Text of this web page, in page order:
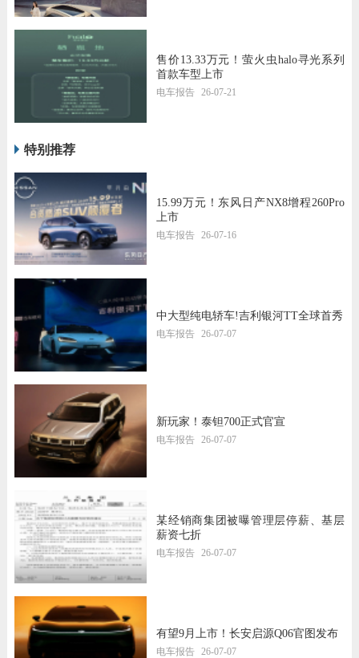
售价13.33万元！萤火虫halo寻光系列
首款车型上市
电车报告 26-07-21
特别推荐
15.99万元！东风日产NX8增程260Pro
上市
电车报告 26-07-16
中大型纯电轿车!吉利银河TT全球首秀
电车报告 26-07-07
新玩家！泰钽700正式官宣
电车报告 26-07-07
某经销商集团被曝管理层停薪、基层
薪资七折
电车报告 26-07-07
有望9月上市！长安启源Q06官图发布
电车报告 26-07-07